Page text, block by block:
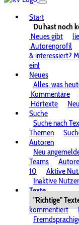
Start
Du hast noch
Neues gibt
Autorenprofil
& interessiert?
ein!
Neues
Alles, was
Kommentare
Hörtexte
Suche
Suche nach
Themen
Autoren
Neu
Teams
10
Aktive
Inaktive Nutzer
Texte
"Richtige"
kommentiert